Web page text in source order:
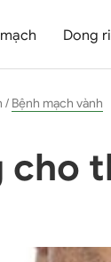
Dong
/ Bệnh mạch vành
cho